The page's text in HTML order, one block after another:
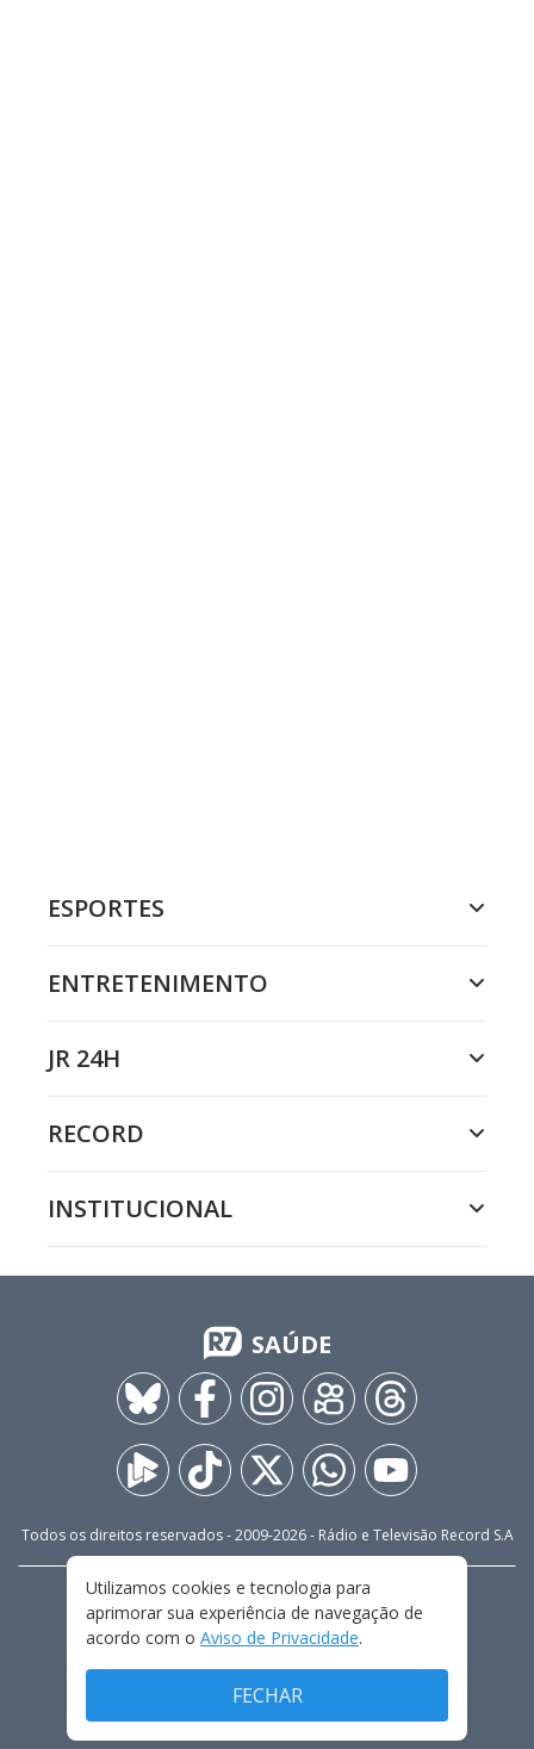
ESPORTES
ENTRETENIMENTO
JR 24H
RECORD
INSTITUCIONAL
SAÚDE
Todos os direitos reservados - 2009-2026- Rádio e Televisão Record S.A
FALE CONOSCO
PRIVACIDADE
TERMOS E CONDIÇÕES DE USO
Utilizamos cookies e tecnologia para
aprimorar sua experiência de navegação de
acordo com o Aviso de Privacidade.
FECHAR